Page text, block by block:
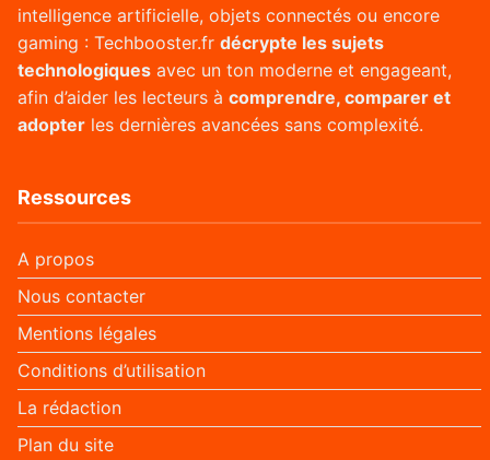
intelligence artificielle, objets connectés ou encore
gaming : Techbooster.fr décrypte les sujets
technologiques avec un ton moderne et engageant,
afin d’aider les lecteurs à comprendre, comparer et
adopter les dernières avancées sans complexité.
Ressources
A propos
Nous contacter
Mentions légales
Conditions d’utilisation
La rédaction
Plan du site